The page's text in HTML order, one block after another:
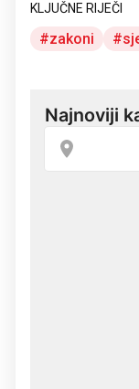
KLJUČNE RIJEČI
zakoni